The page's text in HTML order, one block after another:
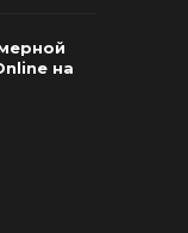
на